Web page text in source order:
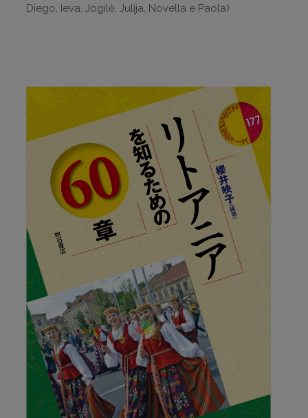
Diego, Ieva, Jogilė, Julija, Novella e Paola)